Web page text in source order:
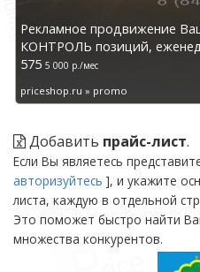
Рекламное продвижение
КОНТРОЛЬ позиций,
575 5 000 р./мес
priceshop.ru » promo
Добавить прайс-лист.
Если Вы являетесь
авторизуйтесь ], и укажите
листа, каждую в отдельной
Это поможет быстро найти
множества конкурентов.